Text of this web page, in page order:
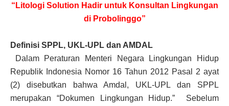
“Litologi Solution Hadir untuk Konsultan Lingkungan
di Probolinggo”
Definisi SPPL, UKL-UPL dan AMDAL
Dalam Peraturan Menteri Negara Lingkungan Hidup
Republik Indonesia Nomor 16 Tahun 2012 Pasal 2 ayat
(2) disebutkan bahwa Amdal, UKL-UPL dan SPPL
merupakan “Dokumen Lingkungan Hidup.” Sebelum